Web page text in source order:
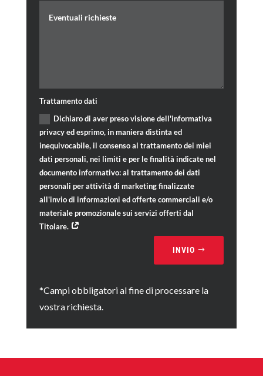
Trattamento dati
Dichiaro di aver preso visione dell'informativa
privacy ed esprimo, in maniera distinta ed
inequivocabile, il consenso al trattamento dei miei
dati personali, nei limiti e per le finalità indicate nel
documento informativo: al trattamento dei dati
personali per attività di marketing finalizzate
all'invio di informazioni ed offerte commerciali e/o
materiale promozionale sui servizi offerti dal
Titolare.
INVIO
*Campi obbligatori al fine di processare la
vostra richiesta.